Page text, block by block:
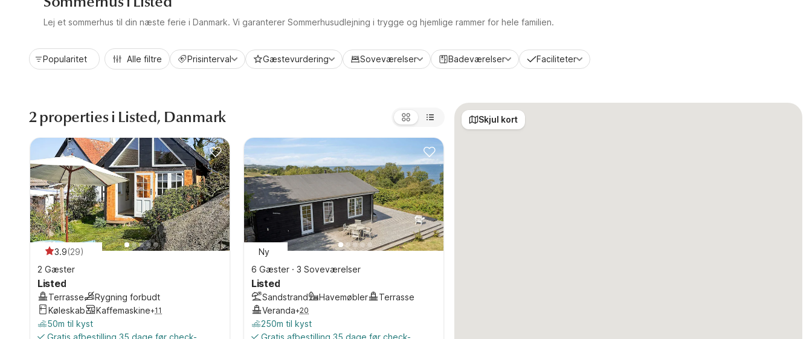
Lej et sommerhus til din næste ferie i Danmark. Vi garanterer Sommerhusudlejning i trygge og hjemlige rammer for hele familien.
Popularitet Alle filtre Prisinterval Gæstevurdering Soveværelser Badeværelser Faciliteter
2 properties i Listed, Danmark
3.9(29)
2 Gæster
Listed
Terrasse
Rygning forbudt
Køleskab
Kaffemaskine+11
50m til kyst
Gratis afbestilling 35 dage før check-
Ny
6 Gæster · 3 Soveværelser
Listed
Sandstrand Havemøbler
Terrasse
Veranda+20
250m til kyst
Gratis afbestilling 35 dage før check-
Skjul kort